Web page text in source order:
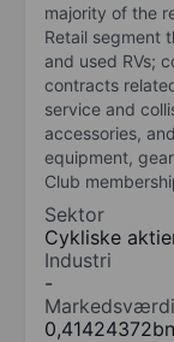
majority of the
Retail segment
and used RVs;
contracts
service and
accessories,
equipment,
Club
Sektor
Cykliske
Industri
-
Markedsværdi
0,41424372bn